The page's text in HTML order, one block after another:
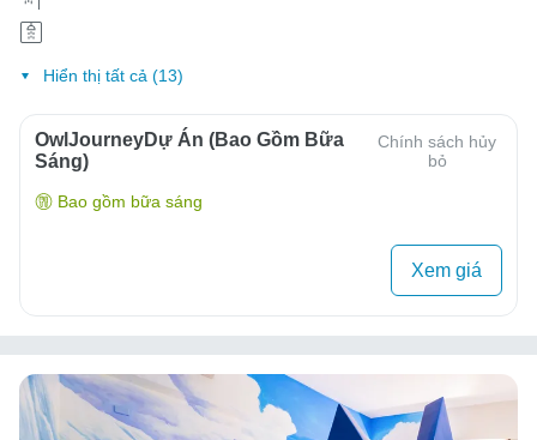
Hiển thị tất cả (13)
OwlJourneyDự Án (Bao Gồm Bữa
Sáng)
Chính sách hủy
bỏ
Bao gồm bữa sáng
Xem giá